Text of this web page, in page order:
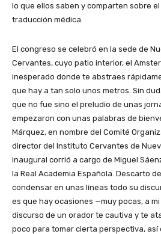
lo que ellos saben y comparten sobre
traducción médica.
El congreso se celebró en la sede de
Cervantes, cuyo patio interior, el
inesperado donde te abstraes
que hay a tan solo unos metros. Sin
que no fue sino el preludio de unas
empezaron con unas palabras de
Márquez, en nombre del Comité
director del Instituto Cervantes de
inaugural corrió a cargo de Miguel
la Real Academia Española. Descarto
condensar en unas líneas todo su
es que hay ocasiones —muy pocas, a
discurso de un orador te cautiva y te
poco para tomar cierta perspectiva, así